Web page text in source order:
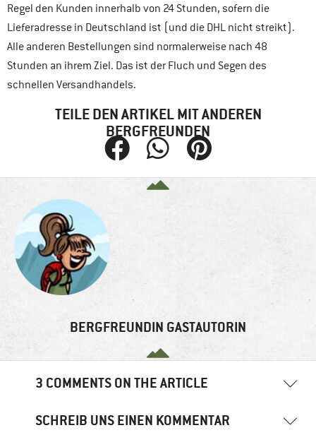
Regel den Kunden innerhalb von 24 Stunden, sofern die
Lieferadresse in Deutschland ist (und die DHL nicht streikt).
Alle anderen Bestellungen sind normalerweise nach 48
Stunden an ihrem Ziel. Das ist der Fluch und Segen des
schnellen Versandhandels.
TEILE DEN ARTIKEL MIT ANDEREN
BERGFREUNDEN
BERGFREUNDIN GASTAUTORIN
3 COMMENTS ON THE ARTICLE
Bergfreund Marco 16. Feber 2022 06:11 Uhr
SCHREIB UNS EINEN KOMMENTAR